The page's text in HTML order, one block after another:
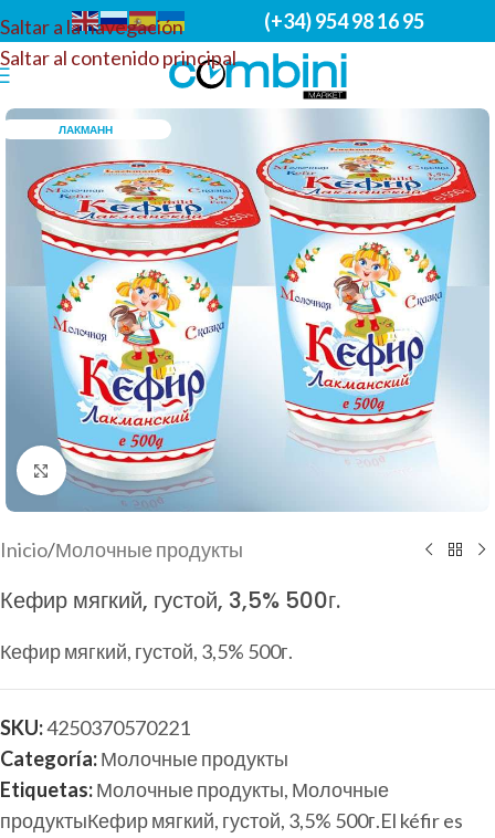
Saltar a la navegación
Saltar al contenido principal
(+34) 954 98 16 95
ЛАКМАНН
Haga clic para ampliar
Inicio/Молочные продукты
Кефир мягкий, густой, 3,5% 500г.
Кефир мягкий, густой, 3,5% 500г.
SKU:4250370570221
Categoría:Молочные продукты
Etiquetas:Молочные продукты, Молочные
продуктыКефир мягкий, густой, 3,5% 500г.El kéfir es